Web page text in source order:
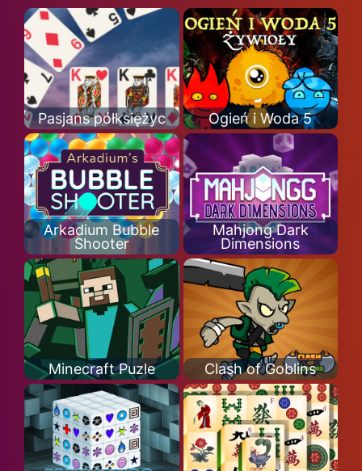
Pasjans półksiężyc Ogień i Woda 5
Arkadium Bubble
Shooter
Mahjong Dark
Dimensions
Minecraft Puzle Clash of Goblins